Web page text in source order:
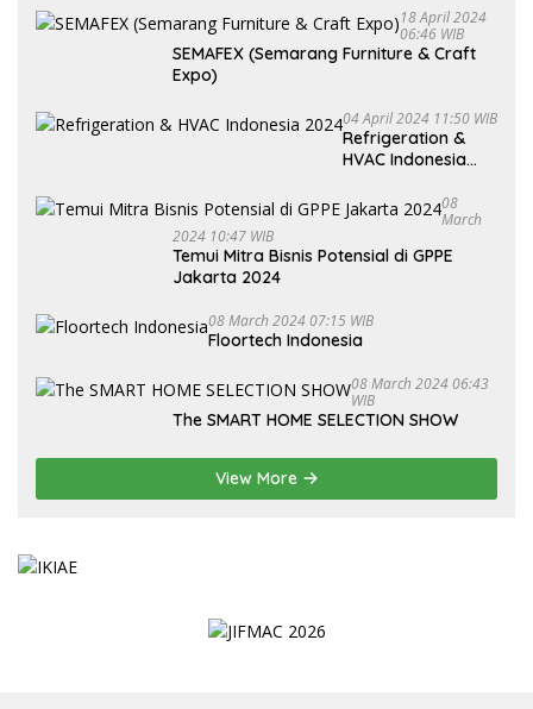
18 April 2024
06:46 WIB
SEMAFEX (Semarang Furniture & Craft
Expo)
04 April 2024 11:50 WIB
Refrigeration &
HVAC Indonesia
08
March
2024 10:47 WIB
Temui Mitra Bisnis Potensial di GPPE
Jakarta 2024
08 March 2024 07:15 WIB
Floortech Indonesia
08 March 2024 06:43
WIB
The SMART HOME SELECTION SHOW
View More